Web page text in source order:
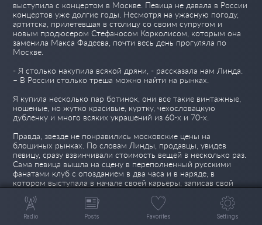
выступила с концертом в Москве. Певица не давала в России
концертов уже долгие годы. Несмотря на ужасную погоду,
артитска, прилетевшая в столицу со своим супругом и
новым продюсером Стефаносом Корколисом, которым она
заменила Макса Фадеева, почти весь день прогуляла по
Москве.
- Я столько накупила всякой дряни, - рассказала нам Линда.
– В России столько треша можно найти на рынках.
Я купила несколько пар ботинок, они все такие винтажные,
ношеные, но жутко красивые, куртку, чехословацкую
дубленку и много всяких украшений из 60-х и 70-х.
Правда, звезде не понравились московские цены на
блошиных рынках. По словам Линды, продавцы, увидев
певицу, сразу взвинчивали стоимость вещей в несколько раз.
Сама певица вышла на сцену в переполненный русскими
фанатами клуб с опозданием в два часа и в наряде, в
котором выступала в начале своей карьеры, записав свой
Источник: eg.ru
Просмотров 158
Сегодня 1
Radio Posts Favorites Settings